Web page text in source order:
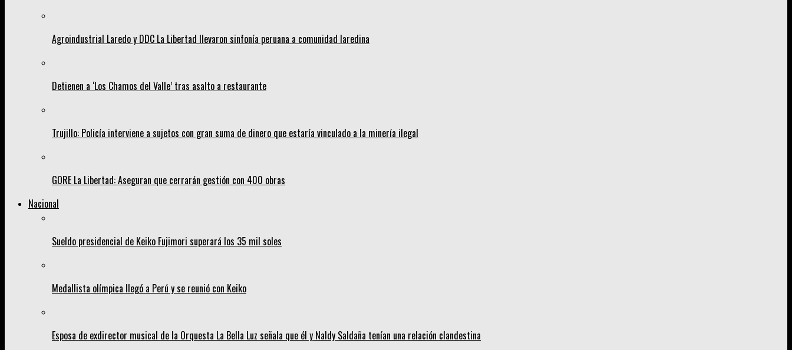
Agroindustrial Laredo y DDC La Libertad llevaron sinfonía peruana a comunidad laredina
Detienen a ‘Los Chamos del Valle’ tras asalto a restaurante
Trujillo: Policía interviene a sujetos con gran suma de dinero que estaría vinculado a la minería ilegal
GORE La Libertad: Aseguran que cerrarán gestión con 400 obras
Nacional
Sueldo presidencial de Keiko Fujimori superará los 35 mil soles
Medallista olímpica llegó a Perú y se reunió con Keiko
Esposa de exdirector musical de la Orquesta La Bella Luz señala que él y Naldy Saldaña tenían una relación clandestina